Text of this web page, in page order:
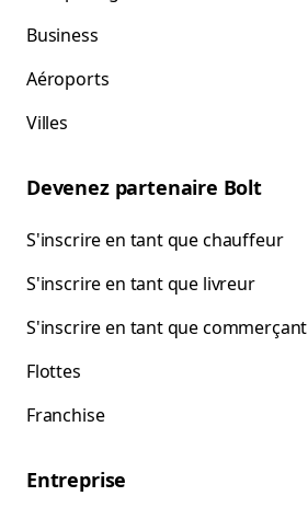
Business
Aéroports
Villes
Devenez partenaire Bolt
S'inscrire en tant que chauffeur
S'inscrire en tant que livreur
S'inscrire en tant que commerçant
Flottes
Franchise
Entreprise